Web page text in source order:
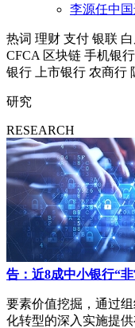
李源任中
热词 理财 支付 银联
CFCA 区块链 手机银行
银行
上市银行 农商行
研究
RESEARCH
告：近8成中小银行“
要素价值挖掘，通过
化转型的深入实施提